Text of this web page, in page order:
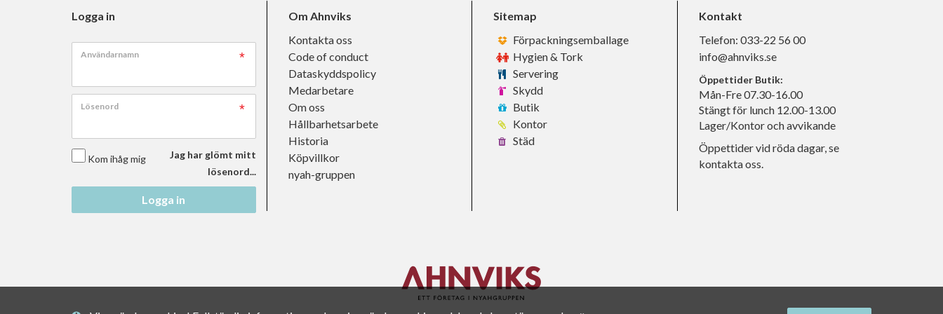
Logga in
Användarnamn
Lösenord
Kom ihåg mig
Jag har glömt mitt
lösenord...
Logga in
Om Ahnviks
Kontakta oss
Code of conduct
Dataskyddspolicy
Medarbetare
Om oss
Hållbarhetsarbete
Historia
Köpvillkor
nyah-gruppen
Sitemap
Förpackningsemballage
Hygien & Tork
Servering
Skydd
Butik
Kontor
Städ
Kontakt
Telefon: 033-22 56 00
info@ahnviks.se
Öppettider Butik:
Mån-Fre 07.30-16.00
Stängt för lunch 12.00-13.00
Lager/Kontor och avvikande
Öppettider vid röda dagar, se
kontakta oss.